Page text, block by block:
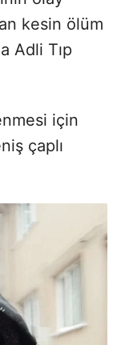
kesin ölüm
Adli Tıp
için
çaplı